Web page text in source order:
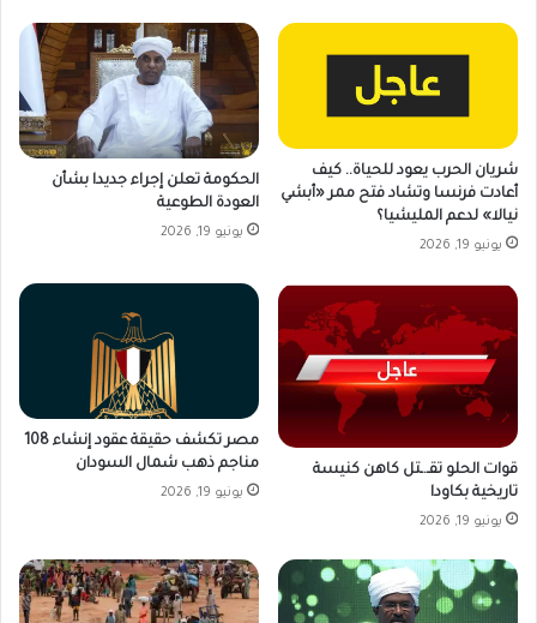
شريان الحرب يعود للحياة.. كيف
أعادت فرنسا وتشاد فتح ممر «أبشي
نيالا» لدعم المليشيا؟
يونيو 19, 2026
الحكومة تعلن إجراء جديدا بشأن
العودة الطوعية
يونيو 19, 2026
قوات الحلو تقـ.ـتل كاهن كنيسة
تاريخية بكاودا
يونيو 19, 2026
مصر تكشف حقيقة عقود إنشاء 108
مناجم ذهب شمال السودان
يونيو 19, 2026